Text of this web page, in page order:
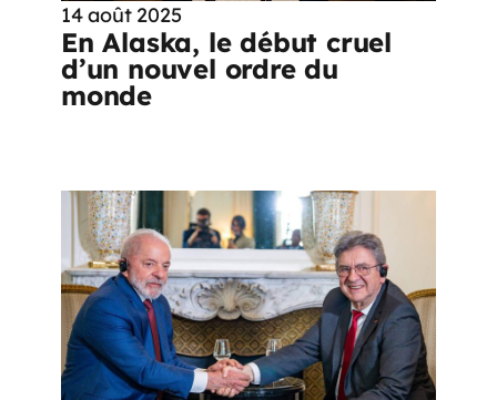
14 août 2025
En Alaska, le début cruel
d’un nouvel ordre du
monde